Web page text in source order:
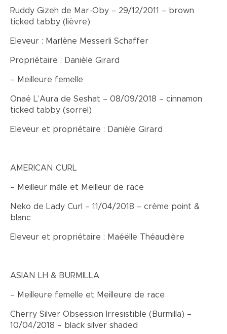
Ruddy Gizeh de Mar-Oby – 29/12/2011 – brown
ticked tabby (lièvre)
Eleveur : Marlène Messerli Schaffer
Propriétaire : Danièle Girard
– Meilleure femelle
Onaé L’Aura de Seshat – 08/09/2018 – cinnamon
ticked tabby (sorrel)
Eleveur et propriétaire : Danièle Girard
AMERICAN CURL
– Meilleur mâle et Meilleur de race
Neko de Lady Curl – 11/04/2018 – crème point &
blanc
Eleveur et propriétaire : Maéëlle Théaudière
ASIAN LH & BURMILLA
– Meilleure femelle et Meilleure de race
Cherry Silver Obsession Irresistible (Burmilla) –
10/04/2018 – black silver shaded